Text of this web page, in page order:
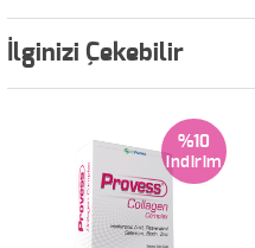
İlginizi Çekebilir
%10